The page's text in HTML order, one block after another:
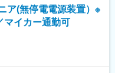
助が適用されます。（当社
あり
あり）
効率性や生産性の向上に繋が
ア(無停電電源装置）※
マイカー通勤可